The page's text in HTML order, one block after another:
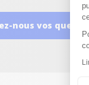
nous vos